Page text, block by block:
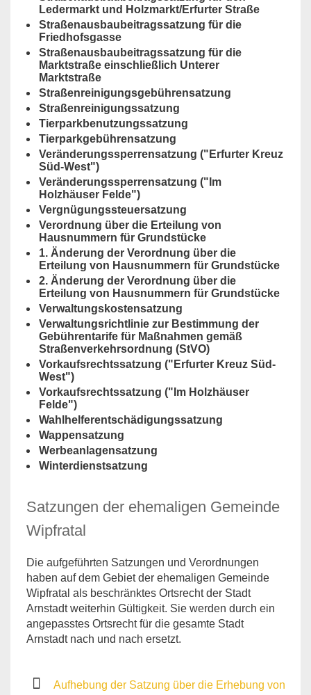
Ledermarkt und Holzmarkt/Erfurter Straße
Straßenausbaubeitragssatzung für die
Friedhofsgasse
Straßenausbaubeitragssatzung für die
Marktstraße einschließlich Unterer
Marktstraße
Straßenreinigungsgebührensatzung
Straßenreinigungssatzung
Tierparkbenutzungssatzung
Tierparkgebührensatzung
Veränderungssperrensatzung ("Erfurter Kreuz
Süd-West")
Veränderungssperrensatzung ("Im
Holzhäuser Felde")
Vergnügungssteuersatzung
Verordnung über die Erteilung von
Hausnummern für Grundstücke
1. Änderung der Verordnung über die
Erteilung von Hausnummern für Grundstücke
2. Änderung der Verordnung über die
Erteilung von Hausnummern für Grundstücke
Verwaltungskostensatzung
Verwaltungsrichtlinie zur Bestimmung der
Gebührentarife für Maßnahmen gemäß
Straßenverkehrsordnung (StVO)
Vorkaufsrechtssatzung ("Erfurter Kreuz Süd-
West")
Vorkaufsrechtssatzung ("Im Holzhäuser
Felde")
Wahlhelferentschädigungssatzung
Wappensatzung
Werbeanlagensatzung
Winterdienstsatzung
Satzungen der ehemaligen Gemeinde
Wipfratal
Die aufgeführten Satzungen und Verordnungen
haben auf dem Gebiet der ehemaligen Gemeinde
Wipfratal als beschränktes Ortsrecht der Stadt
Arnstadt weiterhin Gültigkeit. Sie werden durch ein
angepasstes Ortsrecht für die gesamte Stadt
Arnstadt nach und nach ersetzt.
Aufhebung der Satzung über die Erhebung von